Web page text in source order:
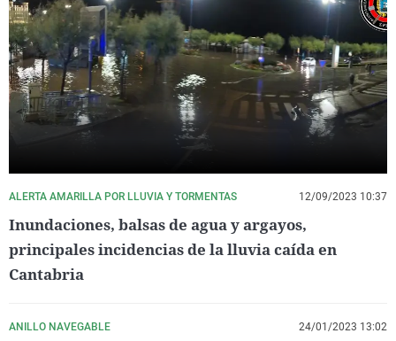
ALERTA AMARILLA POR LLUVIA Y TORMENTAS 12/09/2023 10:37
Inundaciones, balsas de agua y argayos,
principales incidencias de la lluvia caída en
Cantabria
ANILLO NAVEGABLE 24/01/2023 13:02